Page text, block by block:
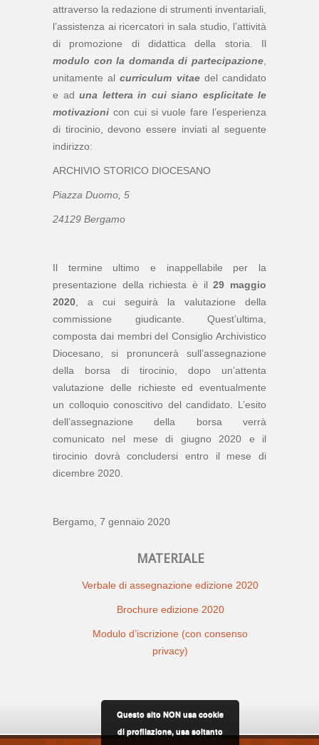
attraverso la redazione di strumenti inventariali,
l’assistenza ai ricercatori in sala studio, l’attività
di promozione di didattica della storia. Il
modulo con la domanda di partecipazione,
unitamente alcurriculum vitaedel candidato
e ad una lettera in cui siano esplicitate le
motivazioni con cui si vuole fare l’esperienza
di tirocinio, devono essere inviati al seguente
indirizzo:
ARCHIVIO STORICO DIOCESANO
Piazza Duomo, 5
24129 Bergamo
Il termine ultimo e inappellabile per la
presentazione della richiesta è il29 maggio
2020, a cui seguirà la valutazione della
commissione giudicante. Quest’ultima,
composta dai membri del Consiglio Archivistico
Diocesano, si pronuncerà sull’assegnazione
della borsa di tirocinio, dopo un’attenta
valutazione delle richieste ed eventualmente
un colloquio conoscitivo del candidato. L’esito
dell’assegnazione della borsa verrà
comunicato nel mese di giugno 2020 e il
tirocinio dovrà concludersi entro il mese di
dicembre 2020.
Bergamo, 7 gennaio 2020
MATERIALE
Verbale di assegnazione edizione 2020
Brochure edizione 2020
Modulo d’iscrizione (con consenso
privacy)
Questo sito NON usa cookie
di profilazione, usa soltanto